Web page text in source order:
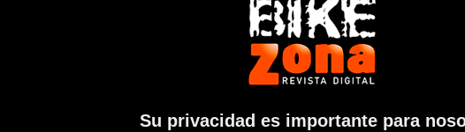
Su privacidad es importante para